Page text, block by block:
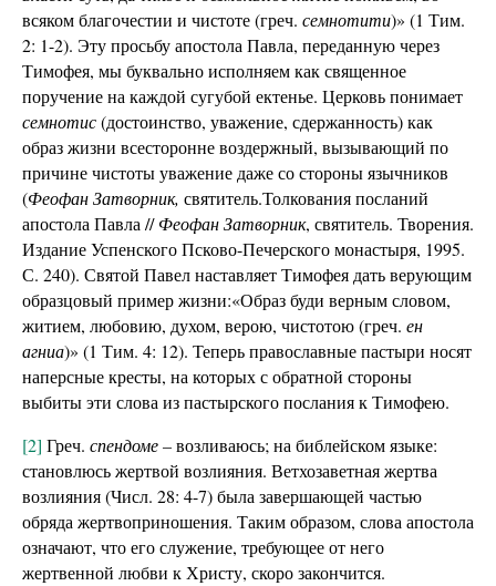
всяком благочестии и чистоте (греч. семнотити)» (1 Тим.
2: 1-2). Эту просьбу апостола Павла, переданную через
Тимофея, мы буквально исполняем как священное
поручение на каждой сугубой ектенье. Церковь понимает
семнотис(достоинство, уважение, сдержанность) как
образ жизни всесторонне воздержный, вызывающий по
причине чистоты уважение даже со стороны язычников
(Феофан Затворник, святитель.Толкования посланий
апостола Павла //Феофан Затворник, святитель. Творения.
Издание Успенского Псково-Печерского монастыря, 1995.
С. 240). Святой Павел наставляет Тимофея дать верующим
образцовый пример жизни:«Образ буди верным словом,
житием, любовию, духом, верою, чистотою (греч. ен
агниа)» (1 Тим. 4: 12). Теперь православные пастыри носят
наперсные кресты, на которых с обратной стороны
выбиты эти слова из пастырского послания к Тимофею.
[2] Греч. спендоме –возливаюсь; на библейском языке:
становлюсь жертвой возлияния. Ветхозаветная жертва
возлияния (Числ. 28: 4-7) была завершающей частью
обряда жертвоприношения. Таким образом, слова апостола
означают, что его служение, требующее от него
жертвенной любви к Христу, скоро закончится.